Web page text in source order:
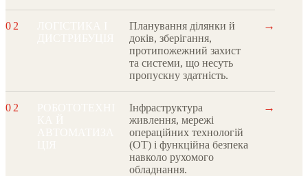
02
Планування ділянки й
доків, зберігання,
протипожежний захист
та системи, що несуть
пропускну здатність.
→
02
Інфраструктура
живлення, мережі
операційних технологій
(OT) і функційна безпека
навколо рухомого
обладнання.
→